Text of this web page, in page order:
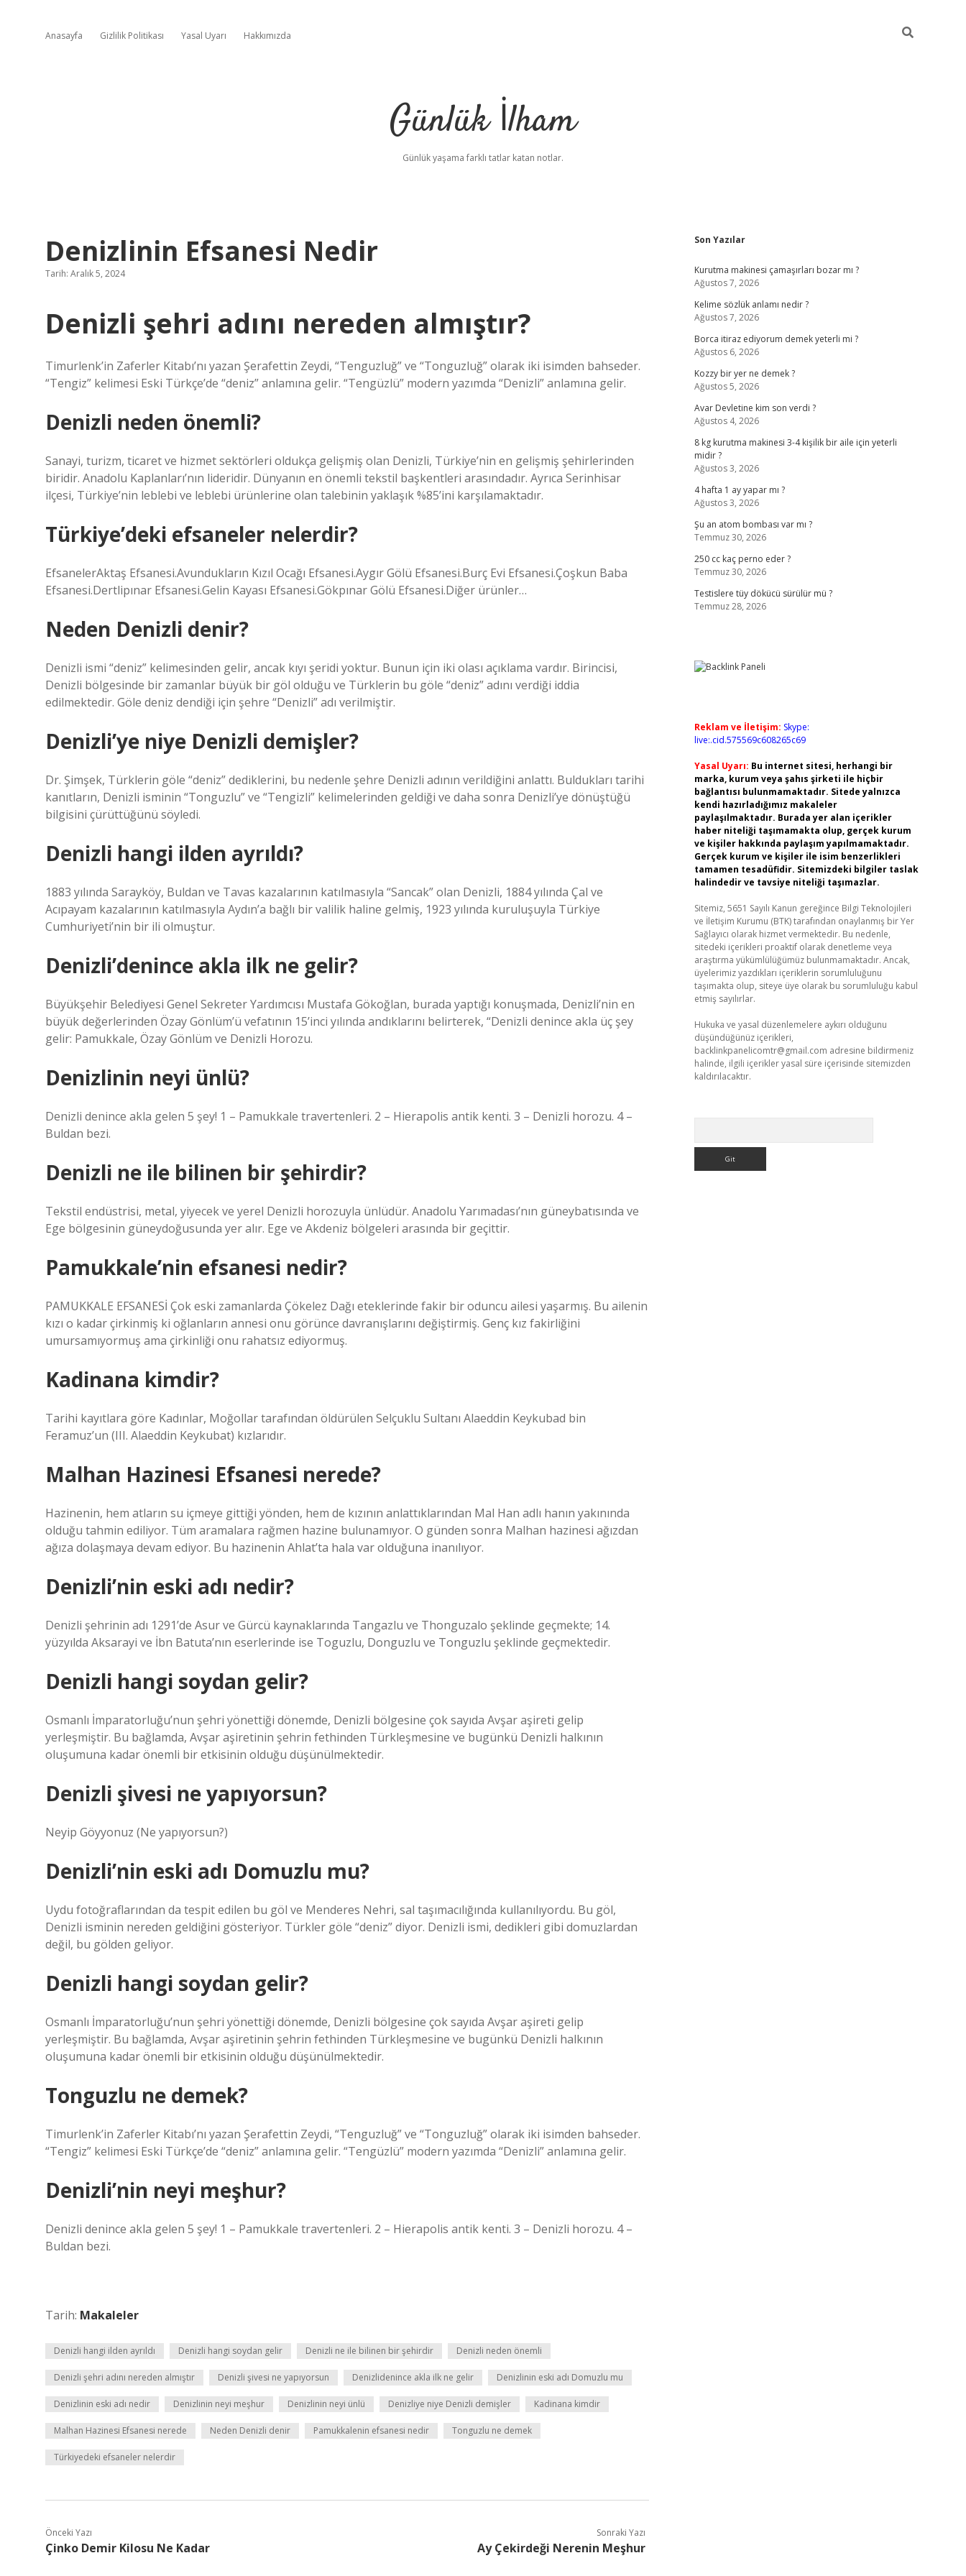
Anasayfa Gizlilik Politikası Yasal Uyarı Hakkımızda
Günlük İlham
Günlük yaşama farklı tatlar katan notlar.
Denizlinin Efsanesi Nedir
Tarih: Aralık 5, 2024
Denizli şehri adını nereden almıştır?
Timurlenk’in Zaferler Kitabı’nı yazan Şerafettin Zeydi, “Tenguzluğ” ve “Tonguzluğ” olarak iki isimden bahseder.
“Tengiz” kelimesi Eski Türkçe’de “deniz” anlamına gelir. “Tengüzlü” modern yazımda “Denizli” anlamına gelir.
Denizli neden önemli?
Sanayi, turizm, ticaret ve hizmet sektörleri oldukça gelişmiş olan Denizli, Türkiye’nin en gelişmiş şehirlerinden
biridir. Anadolu Kaplanları’nın lideridir. Dünyanın en önemli tekstil başkentleri arasındadır. Ayrıca Serinhisar
ilçesi, Türkiye’nin leblebi ve leblebi ürünlerine olan talebinin yaklaşık %85’ini karşılamaktadır.
Türkiye’deki efsaneler nelerdir?
EfsanelerAktaş Efsanesi.Avundukların Kızıl Ocağı Efsanesi.Aygır Gölü Efsanesi.Burç Evi Efsanesi.Çoşkun Baba
Efsanesi.Dertlipınar Efsanesi.Gelin Kayası Efsanesi.Gökpınar Gölü Efsanesi.Diğer ürünler…
Neden Denizli denir?
Denizli ismi “deniz” kelimesinden gelir, ancak kıyı şeridi yoktur. Bunun için iki olası açıklama vardır. Birincisi,
Denizli bölgesinde bir zamanlar büyük bir göl olduğu ve Türklerin bu göle “deniz” adını verdiği iddia
edilmektedir. Göle deniz dendiği için şehre “Denizli” adı verilmiştir.
Denizli’ye niye Denizli demişler?
Dr. Şimşek, Türklerin göle “deniz” dediklerini, bu nedenle şehre Denizli adının verildiğini anlattı. Buldukları tarihi
kanıtların, Denizli isminin “Tonguzlu” ve “Tengizli” kelimelerinden geldiği ve daha sonra Denizli’ye dönüştüğü
bilgisini çürüttüğünü söyledi.
Denizli hangi ilden ayrıldı?
1883 yılında Sarayköy, Buldan ve Tavas kazalarının katılmasıyla “Sancak” olan Denizli, 1884 yılında Çal ve
Acıpayam kazalarının katılmasıyla Aydın’a bağlı bir valilik haline gelmiş, 1923 yılında kuruluşuyla Türkiye
Cumhuriyeti’nin bir ili olmuştur.
Denizli’denince akla ilk ne gelir?
Büyükşehir Belediyesi Genel Sekreter Yardımcısı Mustafa Gökoğlan, burada yaptığı konuşmada, Denizli’nin en
büyük değerlerinden Özay Gönlüm’ü vefatının 15’inci yılında andıklarını belirterek, “Denizli denince akla üç şey
gelir: Pamukkale, Özay Gönlüm ve Denizli Horozu.
Denizlinin neyi ünlü?
Denizli denince akla gelen 5 şey! 1 – Pamukkale travertenleri. 2 – Hierapolis antik kenti. 3 – Denizli horozu. 4 –
Buldan bezi.
Denizli ne ile bilinen bir şehirdir?
Tekstil endüstrisi, metal, yiyecek ve yerel Denizli horozuyla ünlüdür. Anadolu Yarımadası’nın güneybatısında ve
Ege bölgesinin güneydoğusunda yer alır. Ege ve Akdeniz bölgeleri arasında bir geçittir.
Pamukkale’nin efsanesi nedir?
PAMUKKALE EFSANESİ Çok eski zamanlarda Çökelez Dağı eteklerinde fakir bir oduncu ailesi yaşarmış. Bu ailenin
kızı o kadar çirkinmiş ki oğlanların annesi onu görünce davranışlarını değiştirmiş. Genç kız fakirliğini
umursamıyormuş ama çirkinliği onu rahatsız ediyormuş.
Kadinana kimdir?
Tarihi kayıtlara göre Kadınlar, Moğollar tarafından öldürülen Selçuklu Sultanı Alaeddin Keykubad bin
Feramuz’un (III. Alaeddin Keykubat) kızlarıdır.
Malhan Hazinesi Efsanesi nerede?
Hazinenin, hem atların su içmeye gittiği yönden, hem de kızının anlattıklarından Mal Han adlı hanın yakınında
olduğu tahmin ediliyor. Tüm aramalara rağmen hazine bulunamıyor. O günden sonra Malhan hazinesi ağızdan
ağıza dolaşmaya devam ediyor. Bu hazinenin Ahlat’ta hala var olduğuna inanılıyor.
Denizli’nin eski adı nedir?
Denizli şehrinin adı 1291’de Asur ve Gürcü kaynaklarında Tangazlu ve Thonguzalo şeklinde geçmekte; 14.
yüzyılda Aksarayi ve İbn Batuta’nın eserlerinde ise Toguzlu, Donguzlu ve Tonguzlu şeklinde geçmektedir.
Denizli hangi soydan gelir?
Osmanlı İmparatorluğu’nun şehri yönettiği dönemde, Denizli bölgesine çok sayıda Avşar aşireti gelip
yerleşmiştir. Bu bağlamda, Avşar aşiretinin şehrin fethinden Türkleşmesine ve bugünkü Denizli halkının
oluşumuna kadar önemli bir etkisinin olduğu düşünülmektedir.
Denizli şivesi ne yapıyorsun?
Neyip Göyyonuz (Ne yapıyorsun?)
Denizli’nin eski adı Domuzlu mu?
Uydu fotoğraflarından da tespit edilen bu göl ve Menderes Nehri, sal taşımacılığında kullanılıyordu. Bu göl,
Denizli isminin nereden geldiğini gösteriyor. Türkler göle “deniz” diyor. Denizli ismi, dedikleri gibi domuzlardan
değil, bu gölden geliyor.
Denizli hangi soydan gelir?
Osmanlı İmparatorluğu’nun şehri yönettiği dönemde, Denizli bölgesine çok sayıda Avşar aşireti gelip
yerleşmiştir. Bu bağlamda, Avşar aşiretinin şehrin fethinden Türkleşmesine ve bugünkü Denizli halkının
oluşumuna kadar önemli bir etkisinin olduğu düşünülmektedir.
Tonguzlu ne demek?
Timurlenk’in Zaferler Kitabı’nı yazan Şerafettin Zeydi, “Tenguzluğ” ve “Tonguzluğ” olarak iki isimden bahseder.
“Tengiz” kelimesi Eski Türkçe’de “deniz” anlamına gelir. “Tengüzlü” modern yazımda “Denizli” anlamına gelir.
Denizli’nin neyi meşhur?
Denizli denince akla gelen 5 şey! 1 – Pamukkale travertenleri. 2 – Hierapolis antik kenti. 3 – Denizli horozu. 4 –
Buldan bezi.
Tarih: Makaleler
Denizli hangi ilden ayrıldı Denizli hangi soydan gelir Denizli ne ile bilinen bir şehirdir Denizli neden önemli
Denizli şehri adını nereden almıştır Denizli şivesi ne yapıyorsun Denizlidenince akla ilk ne gelir Denizlinin eski adı Domuzlu mu
Denizlinin eski adı nedir Denizlinin neyi meşhur Denizlinin neyi ünlü Denizliye niye Denizli demişler Kadinana kimdir
Malhan Hazinesi Efsanesi nerede Neden Denizli denir Pamukkalenin efsanesi nedir Tonguzlu ne demek
Türkiyedeki efsaneler nelerdir
Önceki Yazı
Çinko Demir Kilosu Ne Kadar
Sonraki Yazı
Ay Çekirdeği Nerenin Meşhur
Sidebar
Son Yazılar
Kurutma makinesi çamaşırları bozar mı ?
Ağustos 7, 2026
Kelime sözlük anlamı nedir ?
Ağustos 7, 2026
Borca itiraz ediyorum demek yeterli mi ?
Ağustos 6, 2026
Kozzy bir yer ne demek ?
Ağustos 5, 2026
Avar Devletine kim son verdi ?
Ağustos 4, 2026
8 kg kurutma makinesi 3-4 kişilik bir aile için yeterli
midir ?
Ağustos 3, 2026
4 hafta 1 ay yapar mı ?
Ağustos 3, 2026
Şu an atom bombası var mı ?
Temmuz 30, 2026
250 cc kaç perno eder ?
Temmuz 30, 2026
Testislere tüy dökücü sürülür mü ?
Temmuz 28, 2026
Reklam ve İletişim: Skype:
live:.cid.575569c608265c69
Yasal Uyarı: Bu internet sitesi, herhangi bir
marka, kurum veya şahıs şirketi ile hiçbir
bağlantısı bulunmamaktadır. Sitede yalnızca
kendi hazırladığımız makaleler
paylaşılmaktadır. Burada yer alan içerikler
haber niteliği taşımamakta olup, gerçek kurum
ve kişiler hakkında paylaşım yapılmamaktadır.
Gerçek kurum ve kişiler ile isim benzerlikleri
tamamen tesadüfidir. Sitemizdeki bilgiler taslak
halindedir ve tavsiye niteliği taşımazlar.
Sitemiz, 5651 Sayılı Kanun gereğince Bilgi Teknolojileri
ve İletişim Kurumu (BTK) tarafından onaylanmış bir Yer
Sağlayıcı olarak hizmet vermektedir. Bu nedenle,
sitedeki içerikleri proaktif olarak denetleme veya
araştırma yükümlülüğümüz bulunmamaktadır. Ancak,
üyelerimiz yazdıkları içeriklerin sorumluluğunu
taşımakta olup, siteye üye olarak bu sorumluluğu kabul
etmiş sayılırlar.
Hukuka ve yasal düzenlemelere aykırı olduğunu
düşündüğünüz içerikleri,
backlinkpanelicomtr@gmail.com adresine bildirmeniz
halinde, ilgili içerikler yasal süre içerisinde sitemizden
kaldırılacaktır.